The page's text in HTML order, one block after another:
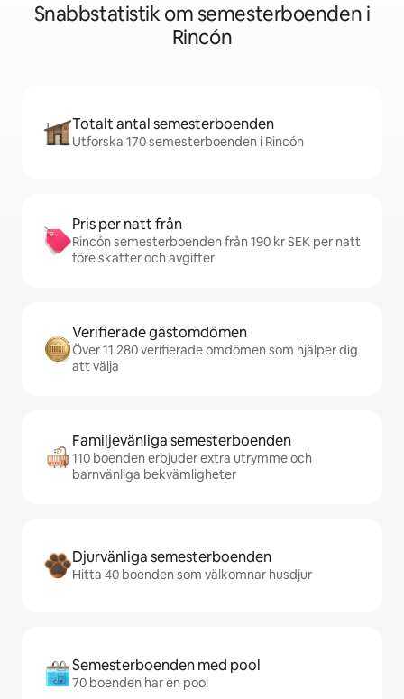
Snabbstatistik om semesterboenden i
Rincón
Totalt antal semesterboenden
Utforska 170 semesterboenden i Rincón
Pris per natt från
Rincón semesterboenden från 190 kr SEK per natt
före skatter och avgifter
Verifierade gästomdömen
Över 11 280 verifierade omdömen som hjälper dig
att välja
Familjevänliga semesterboenden
110 boenden erbjuder extra utrymme och
barnvänliga bekvämligheter
Djurvänliga semesterboenden
Hitta 40 boenden som välkomnar husdjur
Semesterboenden med pool
70 boenden har en pool